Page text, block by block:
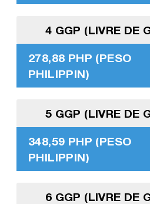
4 GGP (LIVRE DE
278,88 PHP (PESO
PHILIPPIN)
5 GGP (LIVRE DE
348,59 PHP (PESO
PHILIPPIN)
6 GGP (LIVRE DE